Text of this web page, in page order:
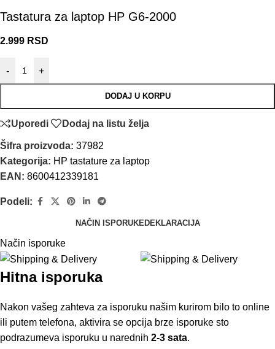
Tastatura za laptop HP G6-2000
2.999 RSD
- +
DODAJ U KORPU
Uporedi Dodaj na listu želja
Šifra proizvoda: 37982
Kategorija: HP tastature za laptop
EAN: 8600412339181
Podeli:
NAČIN ISPORUKEDEKLARACIJA
Način isporuke
Hitna isporuka
Nakon vašeg zahteva za isporuku našim kurirom bilo to online
ili putem telefona, aktivira se opcija brze isporuke sto
podrazumeva isporuku u narednih 2-3 sata.